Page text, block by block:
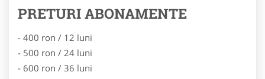
PRETURI ABONAMENTE
- 400 ron / 12 luni
- 500 ron / 24 luni
- 600 ron / 36 luni